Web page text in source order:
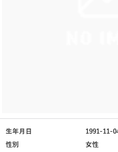
生年月日
1991-11-
性別
女性